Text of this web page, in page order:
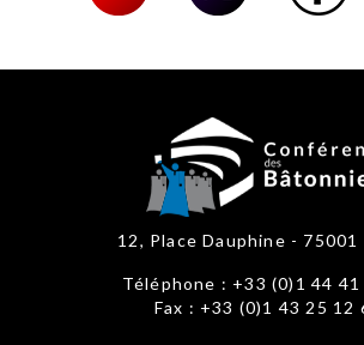
12, Place Dauphine - 75001
Téléphone : +33 (0)1 44 41
Fax : +33 (0)1 43 25 12